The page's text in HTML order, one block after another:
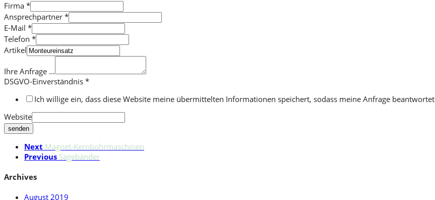
Firma *
Ansprechpartner *
E-Mail *
Telefon *
Artikel
Ihre Anfrage ...
DSGVO-Einverständnis *
Ich willige ein, dass diese Website meine übermittelten Informationen speichert, sodass meine Anfrage
Website
senden
Next Magnet-Kernbohrmaschinen
Previous Sägebänder
Archives
August 2019